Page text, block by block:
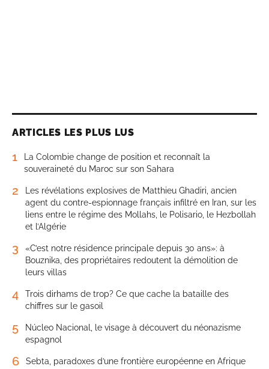
ARTICLES LES PLUS LUS
1
La Colombie change de position et reconnaît la
souveraineté du Maroc sur son Sahara
2
Les révélations explosives de Matthieu Ghadiri, ancien
agent du contre-espionnage français infiltré en Iran, sur les
liens entre le régime des Mollahs, le Polisario, le Hezbollah
et l’Algérie
3
«C’est notre résidence principale depuis 30 ans»: à
Bouznika, des propriétaires redoutent la démolition de
leurs villas
4
Trois dirhams de trop? Ce que cache la bataille des
chiffres sur le gasoil
5
Núcleo Nacional, le visage à découvert du néonazisme
espagnol
6 Sebta, paradoxes d’une frontière européenne en Afrique